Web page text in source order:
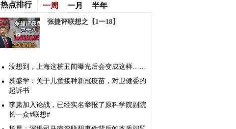
热点排行 一周 一月 半年
张捷评联想之【1一18】
没想到，上海这桩丑闻曝光后会变成这样……
慕盛学：关于儿童接种新冠疫苗，对卫健委的
起诉书
李肃加入论战，已经实名举报了原科学院副院
长一众#联想#